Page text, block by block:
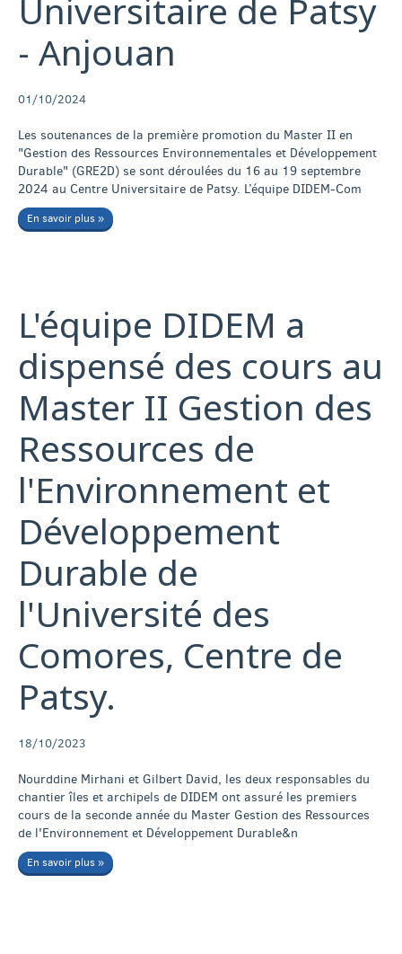
Universitaire de Patsy
- Anjouan
01/10/2024
Les soutenances de la première promotion du Master II en
"Gestion des Ressources Environnementales et Développement
Durable" (GRE2D) se sont déroulées du 16 au 19 septembre
2024 au Centre Universitaire de Patsy. L’équipe DIDEM-Com
En savoir plus »
L'équipe DIDEM a
dispensé des cours au
Master II Gestion des
Ressources de
l'Environnement et
Développement
Durable de
l'Université des
Comores, Centre de
Patsy.
18/10/2023
Nourddine Mirhani et Gilbert David, les deux responsables du
chantier îles et archipels de DIDEM ont assuré les premiers
cours de la seconde année du Master Gestion des Ressources
de l'Environnement et Développement Durable&n
En savoir plus »